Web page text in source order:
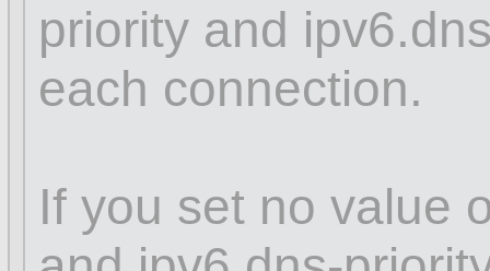
priority and
each connection.
If you set no value